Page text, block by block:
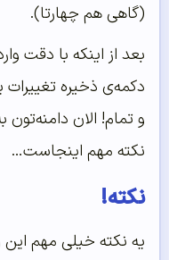
(گاهی هم چهارتا).
بعد از اینکه با دقت
و تمام! الان
نکته مهم اینجاست…
نکته!
یه نکته خیلی مهم